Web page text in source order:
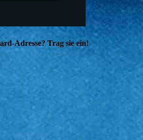
Adresse? Trag sie ein!